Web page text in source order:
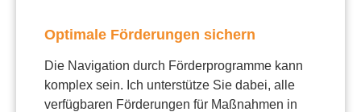
Optimale Förderungen sichern
Die Navigation durch Förderprogramme kann
komplex sein. Ich unterstütze Sie dabei, alle
verfügbaren Förderungen für Maßnahmen in